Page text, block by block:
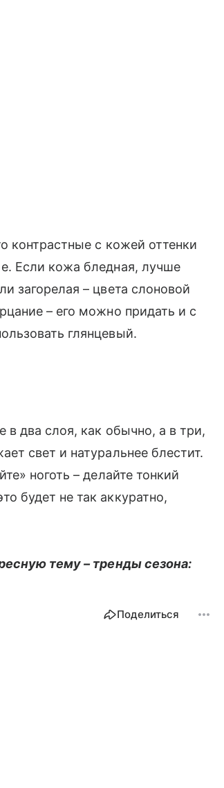
контрастные с кожей оттенки
Если кожа бледная, лучше
загорелая – цвета слоновой
– его можно придать и с
глянцевый.
в два слоя, как обычно, а в три,
свет и натуральнее блестит.
ноготь – делайте тонкий
будет не так аккуратно,
тему – тренды сезона:
Поделиться